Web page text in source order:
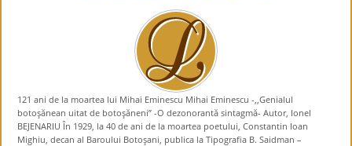
121 ani de la moartea lui Mihai Eminescu Mihai Eminescu -,,Genialul
botoşănean uitat de botoşăneni” -O dezonorantă sintagmă- Autor, Ionel
BEJENARIU În 1929, la 40 de ani de la moartea poetului, Constantin Ioan
Mighiu, decan al Baroului Botoşani, publica la Tipografia B. Saidman –